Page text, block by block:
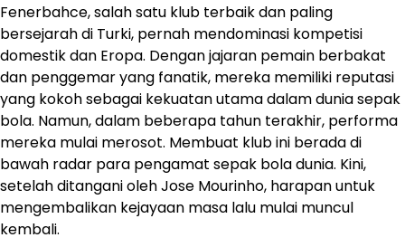
Fenerbahce, salah satu klub terbaik dan paling
bersejarah di Turki, pernah mendominasi kompetisi
domestik dan Eropa. Dengan jajaran pemain berbakat
dan penggemar yang fanatik, mereka memiliki reputasi
yang kokoh sebagai kekuatan utama dalam dunia sepak
bola. Namun, dalam beberapa tahun terakhir, performa
mereka mulai merosot. Membuat klub ini berada di
bawah radar para pengamat sepak bola dunia. Kini,
setelah ditangani oleh Jose Mourinho, harapan untuk
mengembalikan kejayaan masa lalu mulai muncul
kembali.